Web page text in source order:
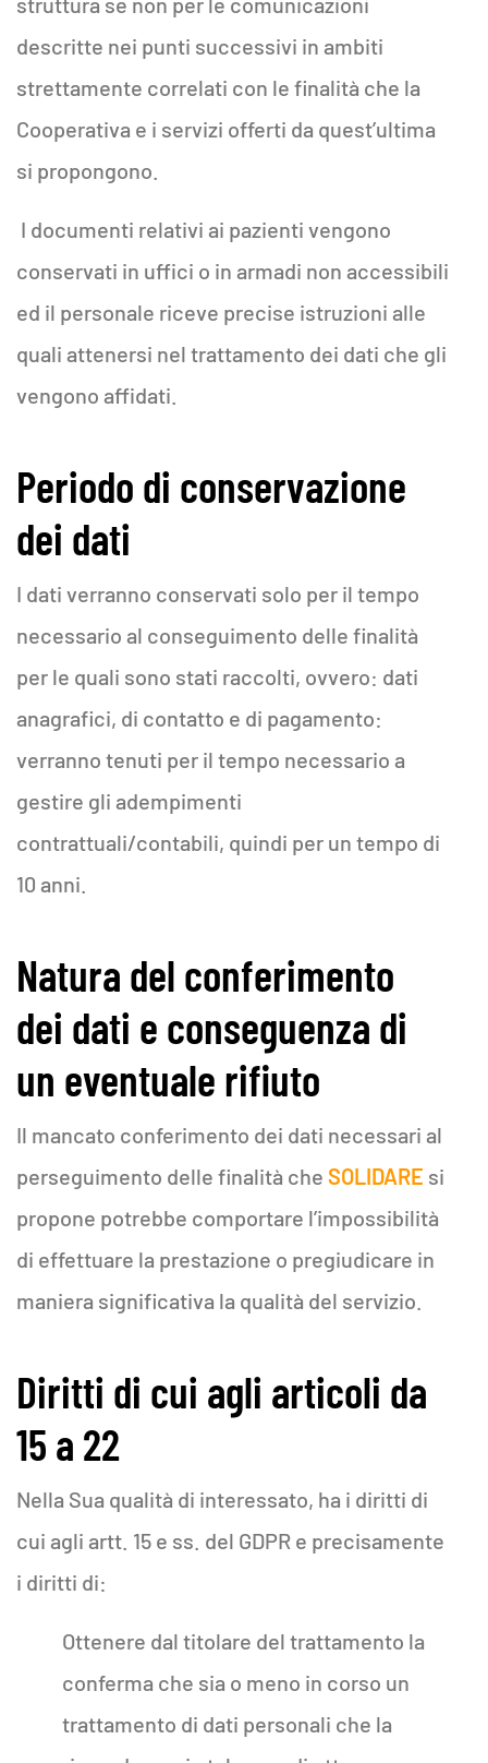
descritte nei punti successivi in ambiti
strettamente correlati con le finalità che la
Cooperativa e i servizi offerti da quest’ultima
si propongono.
I documenti relativi ai pazienti vengono
conservati in uffici o in armadi non accessibili
ed il personale riceve precise istruzioni alle
quali attenersi nel trattamento dei dati che gli
vengono affidati.
Periodo di conservazione
dei dati
I dati verranno conservati solo per il tempo
necessario al conseguimento delle finalità
per le quali sono stati raccolti, ovvero: dati
anagrafici, di contatto e di pagamento:
verranno tenuti per il tempo necessario a
gestire gli adempimenti
contrattuali/contabili, quindi per un tempo di
10 anni.
Natura del conferimento
dei dati e conseguenza di
un eventuale rifiuto
Il mancato conferimento dei dati necessari al
perseguimento delle finalità che SOLIDARE si
propone potrebbe comportare l’impossibilità
di effettuare la prestazione o pregiudicare in
maniera significativa la qualità del servizio.
Diritti di cui agli articoli da
15 a 22
Nella Sua qualità di interessato, ha i diritti di
cui agli artt. 15 e ss. del GDPR e precisamente
i diritti di:
Ottenere dal titolare del trattamento la
conferma che sia o meno in corso un
trattamento di dati personali che la